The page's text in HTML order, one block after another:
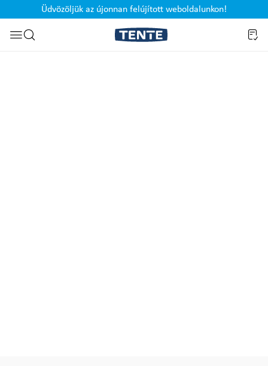
Ugrás a kereséshez
Üdvözöljük az újonnan felújított weboldalunkon!